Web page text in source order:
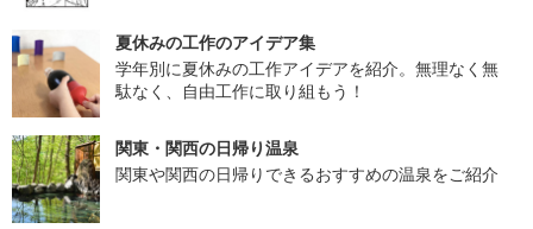
夏休みの工作のアイデア集
学年別に夏休みの工作アイデアを紹介。無理なく無
駄なく、自由工作に取り組もう！
関東・関西の日帰り温泉
関東や関西の日帰りできるおすすめの温泉をご紹介